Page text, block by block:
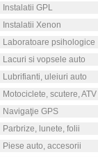
Instalatii GPL
Instalatii Xenon
Laboratoare psihologice
Lacuri si vopsele auto
Lubrifianti, uleiuri auto
Motociclete, scutere, ATV
Navigaţie GPS
Parbrize, lunete, folii
Piese auto, accesorii